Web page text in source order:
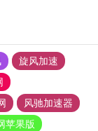
旋风加速
风驰加速器
苹果版